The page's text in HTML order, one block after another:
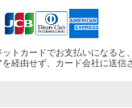
ットカードでお支払いになると
経由せず、カード会社に送信